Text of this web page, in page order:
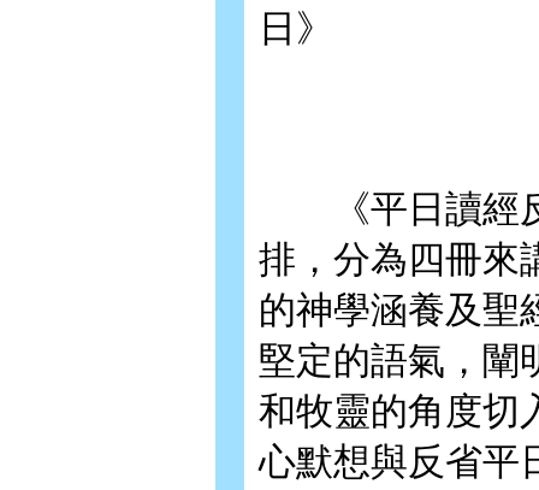
日》
《平日讀經反
排，分為四冊來
的神學涵養及聖
堅定的語氣，闡
和牧靈的角度切
心默想與反省平